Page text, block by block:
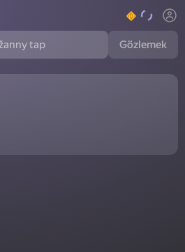
Gözlemek